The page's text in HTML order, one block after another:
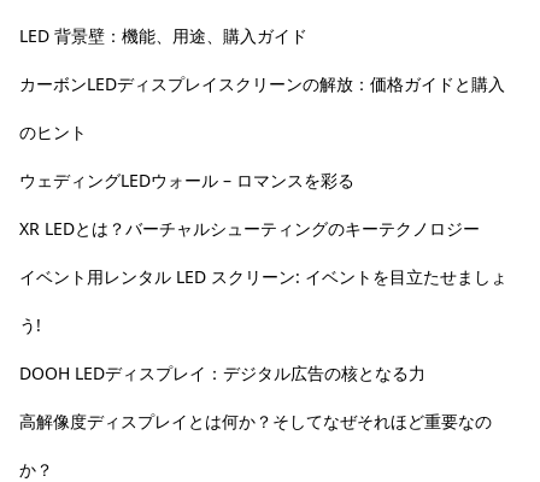
LED 背景壁：機能、用途、購入ガイド
カーボンLEDディスプレイスクリーンの解放：価格ガイドと購入
のヒント
ウェディングLEDウォール – ロマンスを彩る
XR LEDとは？バーチャルシューティングのキーテクノロジー
イベント用レンタル LED スクリーン: イベントを目立たせましょ
う!
DOOH LEDディスプレイ：デジタル広告の核となる力
高解像度ディスプレイとは何か？そしてなぜそれほど重要なの
か？